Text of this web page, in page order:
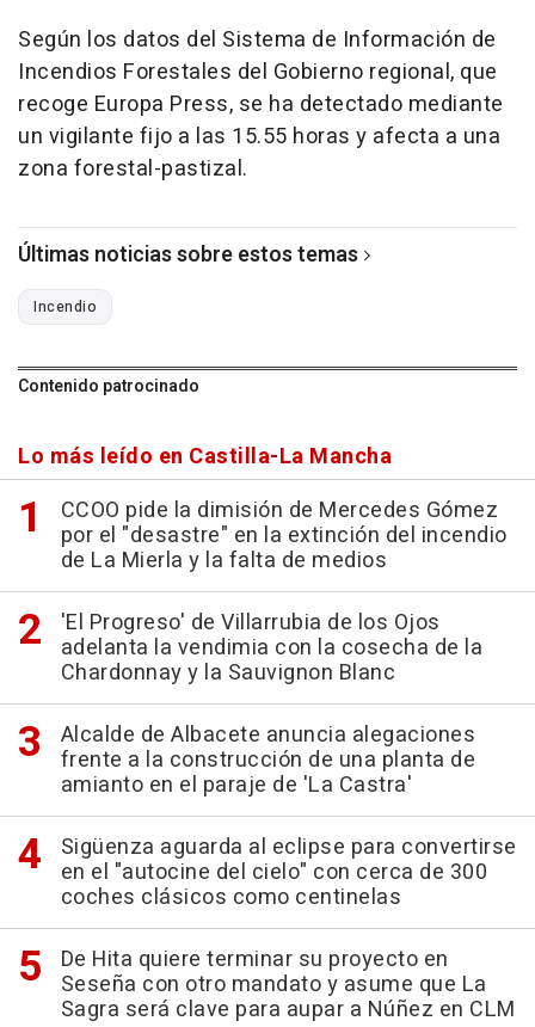
Según los datos del Sistema de Información de
Incendios Forestales del Gobierno regional, que
recoge Europa Press, se ha detectado mediante
un vigilante fijo a las 15.55 horas y afecta a una
zona forestal-pastizal.
Últimas noticias sobre estos temas
Incendio
Contenido patrocinado
Lo más leído en Castilla-La Mancha
CCOO pide la dimisión de Mercedes Gómez
por el "desastre" en la extinción del incendio
de La Mierla y la falta de medios
'El Progreso' de Villarrubia de los Ojos
adelanta la vendimia con la cosecha de la
Chardonnay y la Sauvignon Blanc
Alcalde de Albacete anuncia alegaciones
frente a la construcción de una planta de
amianto en el paraje de 'La Castra'
Sigüenza aguarda al eclipse para convertirse
en el "autocine del cielo" con cerca de 300
coches clásicos como centinelas
De Hita quiere terminar su proyecto en
Seseña con otro mandato y asume que La
Sagra será clave para aupar a Núñez en CLM